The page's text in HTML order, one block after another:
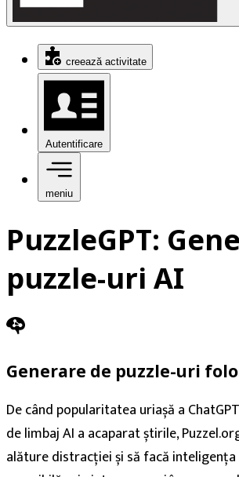
creează activitate
Autentificare
meniu
PuzzleGPT:
puzzle-uri AI
Generare de puzzle-uri
De când popularitatea uriașă a
de limbaj AI a acaparat știrile,
alăture distracției și să facă